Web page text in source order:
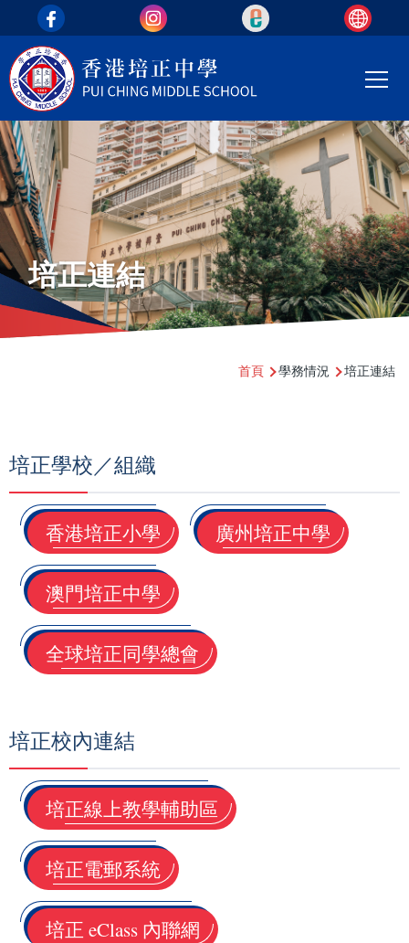
移至主內容
top_area
培正連結
結
首頁 學務情況 培正連結
培正學校／組織
香港培正小學 廣州培正中學
澳門培正中學
全球培正同學總會
培正校內連結
培正線上教學輔助區
培正電郵系統
培正 eClass 內聯網